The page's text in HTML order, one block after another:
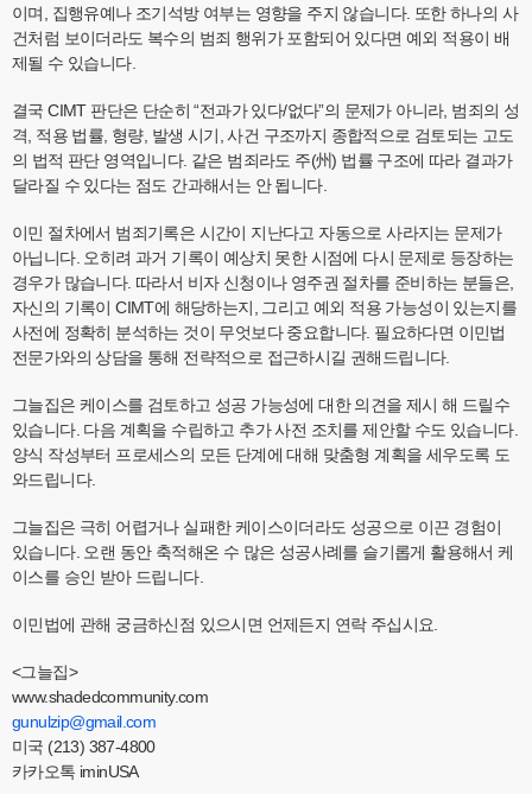
이며, 집행유예나 조기석방 여부는 영향을 주지 않습니다. 또한 하나의 사
건처럼 보이더라도 복수의 범죄 행위가 포함되어 있다면 예외 적용이 배
제될 수 있습니다.
결국 CIMT 판단은 단순히 “전과가 있다/없다”의 문제가 아니라, 범죄의 성
격, 적용 법률, 형량, 발생 시기, 사건 구조까지 종합적으로 검토되는 고도
의 법적 판단 영역입니다. 같은 범죄라도 주(州) 법률 구조에 따라 결과가
달라질 수 있다는 점도 간과해서는 안 됩니다.
이민 절차에서 범죄기록은 시간이 지난다고 자동으로 사라지는 문제가
아닙니다. 오히려 과거 기록이 예상치 못한 시점에 다시 문제로 등장하는
경우가 많습니다. 따라서 비자 신청이나 영주권 절차를 준비하는 분들은,
자신의 기록이 CIMT에 해당하는지, 그리고 예외 적용 가능성이 있는지를
사전에 정확히 분석하는 것이 무엇보다 중요합니다. 필요하다면 이민법
전문가와의 상담을 통해 전략적으로 접근하시길 권해드립니다.
그늘집은 케이스를 검토하고 성공 가능성에 대한 의견을 제시 해 드릴수
있습니다. 다음 계획을 수립하고 추가 사전 조치를 제안할 수도 있습니다.
양식 작성부터 프로세스의 모든 단계에 대해 맞춤형 계획을 세우도록 도
와드립니다.
그늘집은 극히 어렵거나 실패한 케이스이더라도 성공으로 이끈 경험이
있습니다. 오랜 동안 축적해온 수 많은 성공사례를 슬기롭게 활용해서 케
이스를 승인 받아 드립니다.
이민법에 관해 궁금하신점 있으시면 언제든지 연락 주십시요.
<그늘집>
www.shadedcommunity.com
gunulzip@gmail.com
미국 (213) 387-4800
카카오톡 iminUSA